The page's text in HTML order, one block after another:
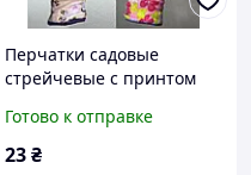
Перчатки садовые
стрейчевые с принтом
полимерным покрытием
для работы в саду и на
Готово к отправке
23₴